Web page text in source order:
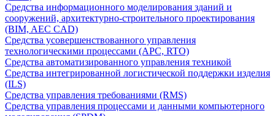
Средства информационного моделирования зданий и
сооружений, архитектурно-строительного проектирования
(BIM, AEC CAD)
Средства усовершенствованного управления
технологическими процессами (APC, RTO)
Средства автоматизированного управления техникой
Средства интегрированной логистической поддержки изделия
(ILS)
Средства управления требованиями (RMS)
Средства управления процессами и данными компьютерного